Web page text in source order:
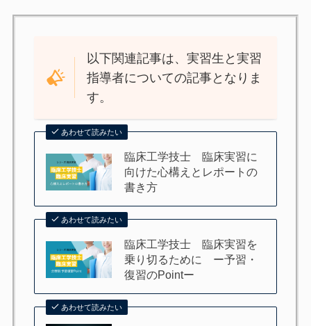
以下関連記事は、実習生と実習
指導者についての記事となりま
す。
あわせて読みたい
臨床工学技士 臨床実習に
向けた心構えとレポートの
書き方
あわせて読みたい
臨床工学技士 臨床実習を
乗り切るために ー予習・
復習のPointー
あわせて読みたい